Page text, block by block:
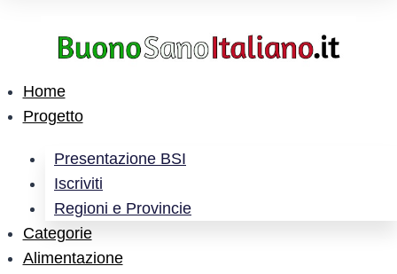
Home
Progetto
Presentazione BSI
Iscriviti
Regioni e Provincie
Categorie
Alimentazione